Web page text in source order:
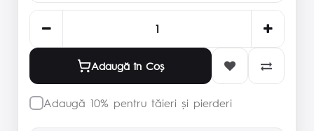
Adaugă în Coş
Adaugă 10% pentru tăieri și pierderi